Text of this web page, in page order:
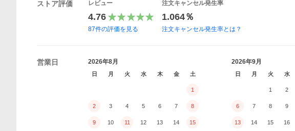
ストア評価 レビュー
4.76
87件の評価を見る
注文キャンセル発生率
1.064％
注文キャンセル発生率とは？
営業日 2026年8月
日 月 火 水 木 金 土
1
2 3 4 5 6 7 8
9 10 11 12 13 14 15
2026年9月
日 月 火 水
1 2
6 7 8 9
13 14 15 16